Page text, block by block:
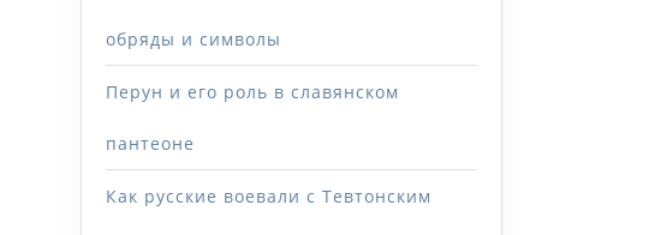
обряды и символы
Перун и его роль в славянском
пантеоне
Как русские воевали с Тевтонским